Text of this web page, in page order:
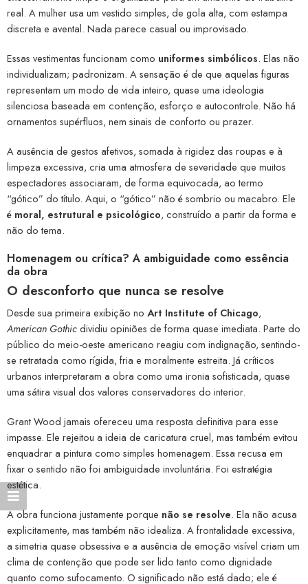
real. A mulher usa um vestido simples, de gola alta, com estampa
discreta e avental. Nada parece casual ou improvisado.
Essas vestimentas funcionam como uniformes simbólicos. Elas não
individualizam; padronizam. A sensação é de que aquelas figuras
representam um modo de vida inteiro, quase uma ideologia
silenciosa baseada em contenção, esforço e autocontrole. Não há
ornamentos supérfluos, nem sinais de conforto ou prazer.
A ausência de gestos afetivos, somada à rigidez das roupas e à
limpeza excessiva, cria uma atmosfera de severidade que muitos
espectadores associaram, de forma equivocada, ao termo
“gótico” do título. Aqui, o “gótico” não é sombrio ou macabro. Ele
é moral, estrutural e psicológico, construído a partir da forma e
não do tema.
Homenagem ou crítica? A ambiguidade como essência
da obra
O desconforto que nunca se resolve
Desde sua primeira exibição no Art Institute of Chicago,
American Gothicdividiu opiniões de forma quase imediata. Parte do
público do meio-oeste americano reagiu com indignação, sentindo-
se retratada como rígida, fria e moralmente estreita. Já críticos
urbanos interpretaram a obra como uma ironia sofisticada, quase
uma sátira visual dos valores conservadores do interior.
Grant Wood jamais ofereceu uma resposta definitiva para esse
impasse. Ele rejeitou a ideia de caricatura cruel, mas também evitou
enquadrar a pintura como simples homenagem. Essa recusa em
fixar o sentido não foi ambiguidade involuntária. Foi estratégia
estética.
A obra funciona justamente porque não se resolve. Ela não acusa
explicitamente, mas também não idealiza. A frontalidade excessiva,
a simetria quase obsessiva e a ausência de emoção visível criam um
clima de contenção que pode ser lido tanto como dignidade
quanto como sufocamento. O significado não está dado; ele é